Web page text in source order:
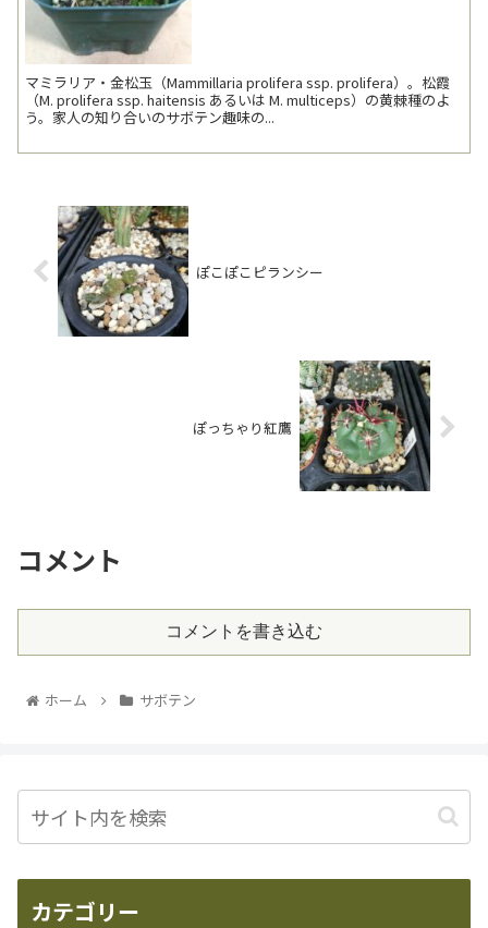
マミラリア・金松玉（Mammillaria prolifera ssp. prolifera）。松霞
（M. prolifera ssp. haitensis あるいは M. multiceps）の黄棘種のよ
う。家人の知り合いのサボテン趣味の...
ぽこぽこピランシー
ぽっちゃり紅鷹
コメント
コメントを書き込む
ホーム サボテン
カテゴリー